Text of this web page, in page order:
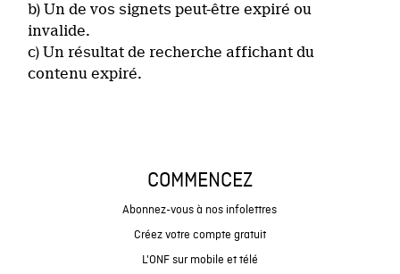
b) Un de vos signets peut-être expiré ou
invalide.
c) Un résultat de recherche affichant du
contenu expiré.
COMMENCEZ
Abonnez-vous à nos infolettres
Créez votre compte gratuit
L'ONF sur mobile et télé